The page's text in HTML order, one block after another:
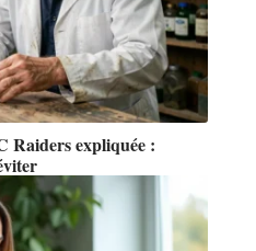
Raiders expliquée :